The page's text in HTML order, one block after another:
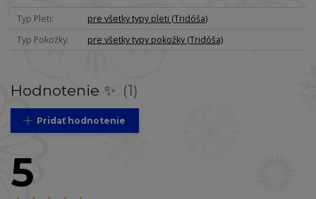
Typ Pleti
pre všetky typy pleti (Tridóša)
Typ Pokožky
pre všetky typy pokožky (Tridóša)
Hodnotenie ✨ 1
Pridať hodnotenie
5